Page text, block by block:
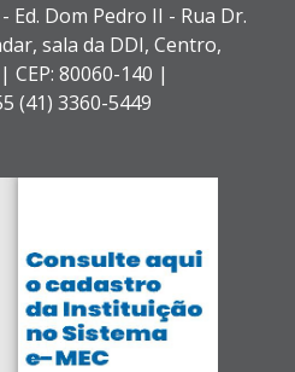
Ed. Dom Pedro II - Rua Dr.
sala da DDI, Centro,
CEP: 80060-140 |
(41) 3360-5449